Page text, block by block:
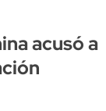
acusó a